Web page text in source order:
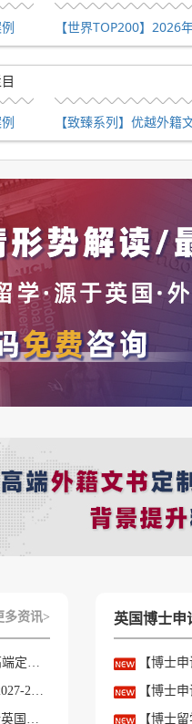
看，
商学院偏爱985/211
科，哈工大，西南财经、
取背景，请添加微信号
格拉斯哥大学（2026QS排
院校)：均分80%以上。
商科课程均分80%。
均分80%，商学院录取难度
(如商科、数据科学、金
【世界TOP200】2026
【致臻系列】优越外籍
多资讯>
【致臻系列】牛剑级长线规划+外籍文书高端定制，助力冲刺名校硕士offer！
【致远系列】英国留学软实力如何加强？2027-28fall精准定制背景提升！
【英国留学】不止牛剑！学霸扎堆冲刺3所英国顶尖院校，申请难度不输牛津剑桥
英国博士申